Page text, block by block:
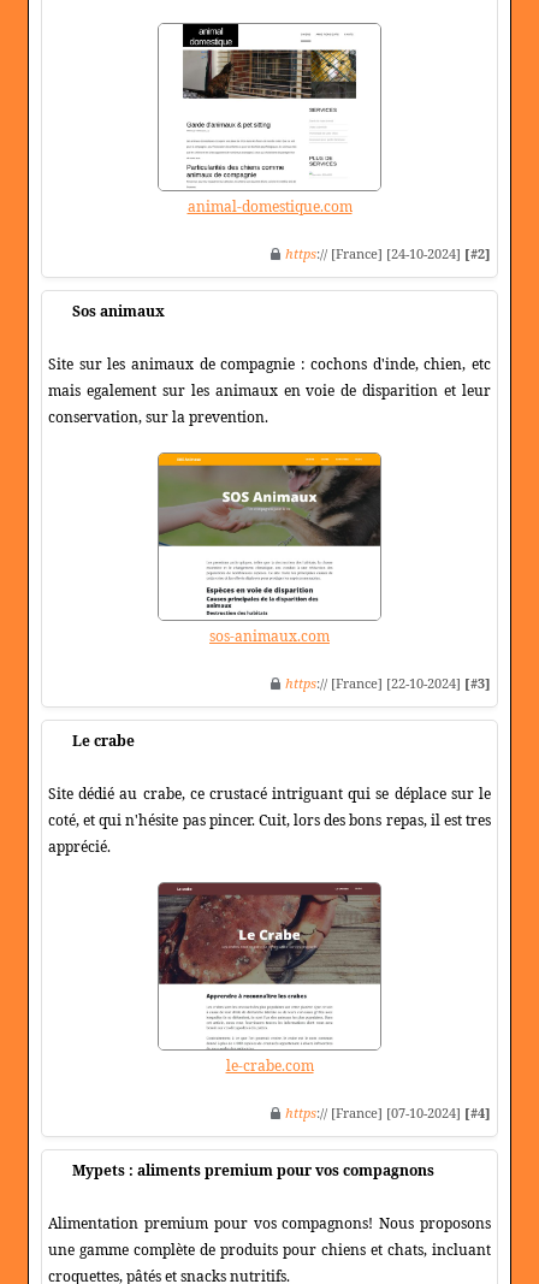
animal-domestique.com
https:// [France] [24-10-2024] [#2]
Sos animaux
Site sur les animaux de compagnie : cochons d'inde, chien, etc
mais egalement sur les animaux en voie de disparition et leur
conservation, sur la prevention.
sos-animaux.com
https:// [France] [22-10-2024] [#3]
Le crabe
Site dédié au crabe, ce crustacé intriguant qui se déplace sur le
coté, et qui n'hésite pas pincer. Cuit, lors des bons repas, il est tres
apprécié.
le-crabe.com
https:// [France] [07-10-2024] [#4]
Mypets : aliments premium pour vos compagnons
Alimentation premium pour vos compagnons! Nous proposons
une gamme complète de produits pour chiens et chats, incluant
croquettes, pâtés et snacks nutritifs.